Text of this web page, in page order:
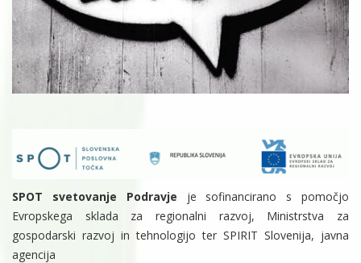
SPOT svetovanje Podravje je sofinancirano s pomočjo
Evropskega sklada za regionalni razvoj, Ministrstva za
gospodarski razvoj in tehnologijo ter SPIRIT Slovenija, javna
agencija